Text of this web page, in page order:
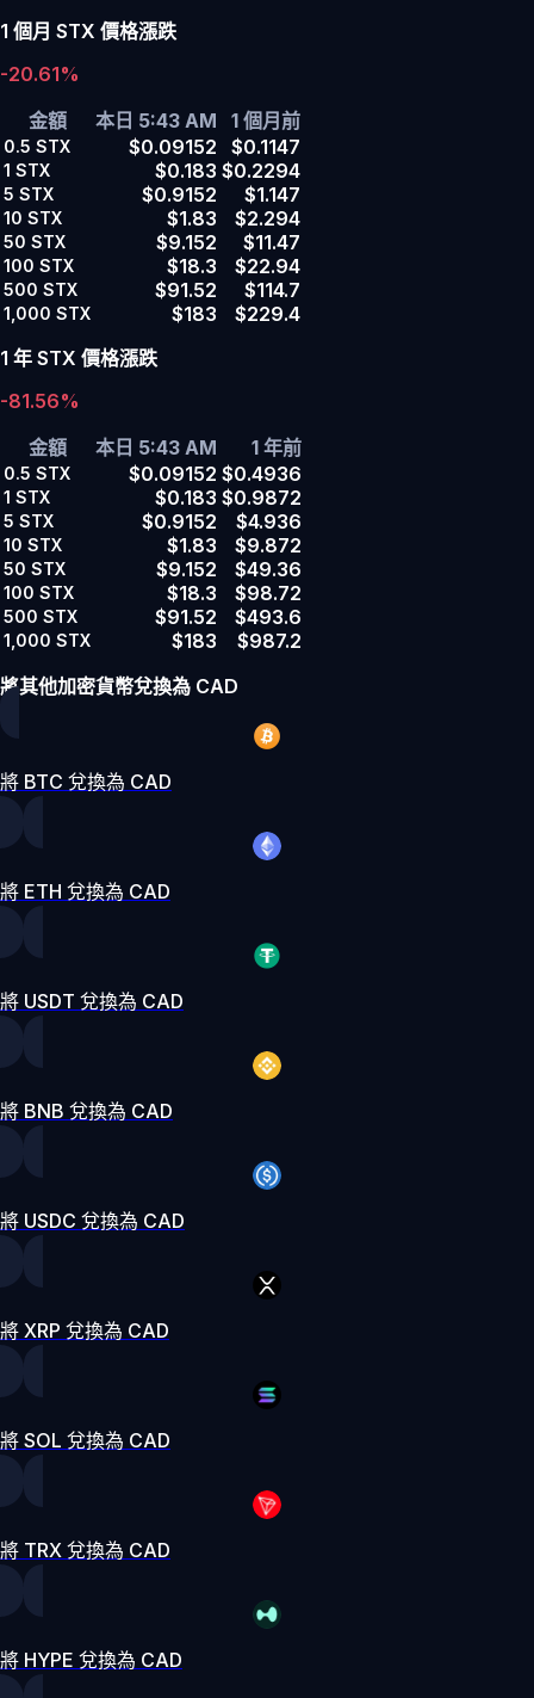
1 個月 STX 價格漲跌
-20.61%
金額
本日 5:43 AM 1 個月前
0.5 STX $0.09152 $0.1147
1 STX $0.183 $0.2294
5 STX $0.9152 $1.147
10 STX $1.83 $2.294
50 STX $9.152 $11.47
100 STX $18.3 $22.94
500 STX $91.52 $114.7
1,000 STX $183
$229.4
1 年 STX 價格漲跌
-81.56%
金額
本日 5:43 AM 1 年前
0.5 STX $0.09152 $0.4936
1 STX $0.183 $0.9872
5 STX $0.9152 $4.936
10 STX $1.83 $9.872
50 STX $9.152 $49.36
100 STX $18.3 $98.72
500 STX $91.52 $493.6
1,000 STX $183
$987.2
將其他加密貨幣兌換為 CAD
將 BTC 兌換為 CAD
將 ETH 兌換為 CAD
將 USDT 兌換為 CAD
將 BNB 兌換為 CAD
將 USDC 兌換為 CAD
將 XRP 兌換為 CAD
將 SOL 兌換為 CAD
將 TRX 兌換為 CAD
將 HYPE 兌換為 CAD